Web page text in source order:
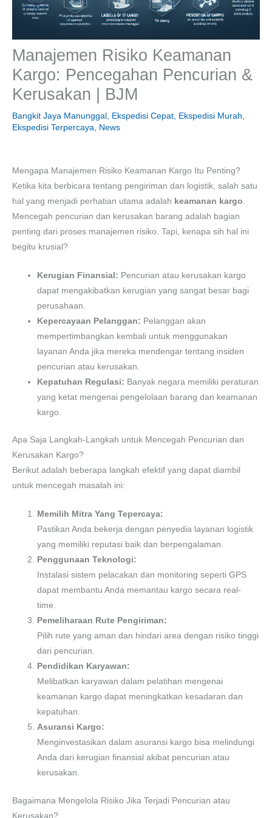
Manajemen Risiko Keamanan
Kargo: Pencegahan Pencurian &
Kerusakan | BJM
Bangkit Jaya Manunggal Ekspedisi Cepat Ekspedisi Murah
Ekspedisi Terpercaya
News
Mengapa Manajemen Risiko Keamanan Kargo Itu Penting?
Ketika kita berbicara tentang pengiriman dan logistik, salah satu
hal yang menjadi perhatian utama adalah keamanan kargo
Mencegah pencurian dan kerusakan barang adalah bagian
penting dari proses manajemen risiko. Tapi, kenapa sih hal ini
begitu krusial?
Kerugian Finansial: Pencurian atau kerusakan kargo
dapat mengakibatkan kerugian yang sangat besar bagi
perusahaan.
Kepercayaan Pelanggan: Pelanggan akan
mempertimbangkan kembali untuk menggunakan
layanan Anda jika mereka mendengar tentang insiden
pencurian atau kerusakan.
Kepatuhan Regulasi: Banyak negara memiliki peraturan
yang ketat mengenai pengelolaan barang dan keamanan
kargo.
Apa Saja Langkah-Langkah untuk Mencegah Pencurian dan
Kerusakan Kargo?
Berikut adalah beberapa langkah efektif yang dapat diambil
untuk mencegah masalah ini:
Memilih Mitra Yang Tepercaya:
Pastikan Anda bekerja dengan penyedia layanan logistik
yang memiliki reputasi baik dan berpengalaman.
Penggunaan Teknologi:
Instalasi sistem pelacakan dan monitoring seperti GPS
dapat membantu Anda memantau kargo secara real-
time.
Pemeliharaan Rute Pengiriman:
Pilih rute yang aman dan hindari area dengan risiko tinggi
dari pencurian.
Pendidikan Karyawan:
Melibatkan karyawan dalam pelatihan mengenai
keamanan kargo dapat meningkatkan kesadaran dan
kepatuhan.
Asuransi Kargo:
Menginvestasikan dalam asuransi kargo bisa melindungi
Anda dari kerugian finansial akibat pencurian atau
kerusakan.
Bagaimana Mengelola Risiko Jika Terjadi Pencurian atau
Kerusakan?